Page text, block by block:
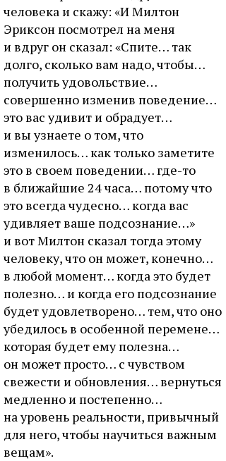
человека и скажу: «И Милтон
Эриксон посмотрел на меня
и вдруг он сказал: «Спите… так
долго, сколько вам надо, чтобы…
получить удовольствие…
совершенно изменив поведение…
это вас удивит и обрадует…
и вы узнаете о том, что
изменилось… как только заметите
это в своем поведении… где-то
в ближайшие 24 часа… потому что
это всегда чудесно… когда вас
удивляет ваше подсознание…»
и вот Милтон сказал тогда этому
человеку, что он может, конечно…
в любой момент… когда это будет
полезно… и когда его подсознание
будет удовлетворено… тем, что оно
убедилось в особенной перемене…
которая будет ему полезна…
он может просто… с чувством
свежести и обновления… вернуться
медленно и постепенно…
на уровень реальности, привычный
для него, чтобы научиться важным
вещам».